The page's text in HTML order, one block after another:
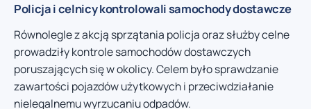
Policja i celnicy kontrolowali samochody dostawcze
Równolegle z akcją sprzątania policja oraz służby celne
prowadziły kontrole samochodów dostawczych
poruszających się w okolicy. Celem było sprawdzanie
zawartości pojazdów użytkowych i przeciwdziałanie
nielegalnemu wyrzucaniu odpadów.